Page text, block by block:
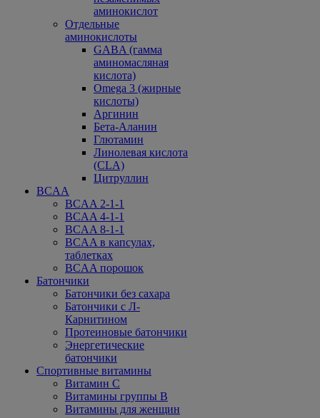
аминокислот
Отдельные
аминокислоты
GABA (гамма
аминомасляная
кислота)
Omega 3 (жирные
кислоты)
Аргинин
Бета-Аланин
Глютамин
Линолевая кислота
(CLA)
Цитруллин
BCAA
BCAA 2-1-1
BCAA 4-1-1
BCAA 8-1-1
BCAA в капсулах,
таблетках
BCAA порошок
Батончики
Батончики без сахара
Батончики с Л-
Карнитином
Протеиновые батончики
Энергетические
батончики
Спортивные витамины
Витамин С
Витамины группы В
Витамины для женщин